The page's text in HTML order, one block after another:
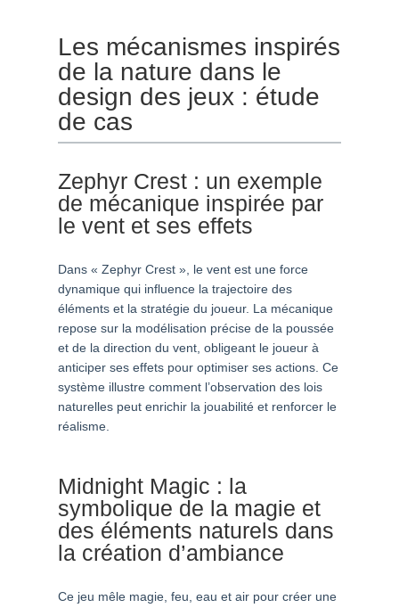
Les mécanismes inspirés
de la nature dans le
design des jeux : étude
de cas
Zephyr Crest : un exemple
de mécanique inspirée par
le vent et ses effets
Dans « Zephyr Crest », le vent est une force
dynamique qui influence la trajectoire des
éléments et la stratégie du joueur. La mécanique
repose sur la modélisation précise de la poussée
et de la direction du vent, obligeant le joueur à
anticiper ses effets pour optimiser ses actions. Ce
système illustre comment l’observation des lois
naturelles peut enrichir la jouabilité et renforcer le
réalisme.
Midnight Magic : la
symbolique de la magie et
des éléments naturels dans
la création d’ambiance
Ce jeu mêle magie, feu, eau et air pour créer une